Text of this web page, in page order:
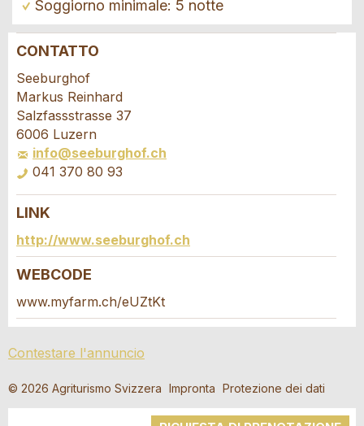
Soggiorno minimale: 5 notte
Contestare l'annuncio
Il tuo feedback è molto apprezzato!
Feedback generale
Questo annuncio non è più valido
Annuncio incompleto
Nachricht
Consigliamo l'annuncio
Raccomando questo annuncio agli amici.
Chiudi
CONTATTO
Seeburghof
Markus Reinhard
Salzfassstrasse 37
6006 Luzern
info@seeburghof.ch
041 370 80 93
Richiesta di prenotazione
Scrivere un messaggio per tutte le persone
da contattare per questo annuncio.
AGOSTO 2026
Gi Ve Sa Do
Partenza
LINK
http://www.seeburghof.ch
WEBCODE
www.myfarm.ch/eUZtKt
Contestare l'annuncio
© 2026 Agriturismo Svizzera Impronta Protezione dei dati